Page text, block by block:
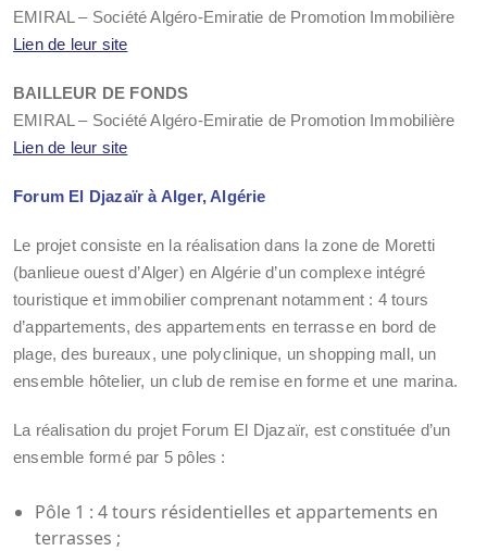
EMIRAL – Société Algéro-Emiratie de Promotion Immobilière
Lien de leur site
BAILLEUR DE FONDS
EMIRAL – Société Algéro-Emiratie de Promotion Immobilière
Lien de leur site
Forum El Djazaïr à Alger, Algérie
Le projet consiste en la réalisation dans la zone de Moretti
(banlieue ouest d’Alger) en Algérie d’un complexe intégré
touristique et immobilier comprenant notamment : 4 tours
d’appartements, des appartements en terrasse en bord de
plage, des bureaux, une polyclinique, un shopping mall, un
ensemble hôtelier, un club de remise en forme et une marina.
La réalisation du projet Forum El Djazaïr, est constituée d’un
ensemble formé par 5 pôles :
Pôle 1 : 4 tours résidentielles et appartements en
terrasses ;